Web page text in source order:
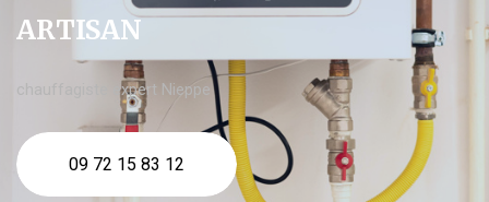
ARTISAN
chauffagiste expert Nieppe
09 72 15 83 12